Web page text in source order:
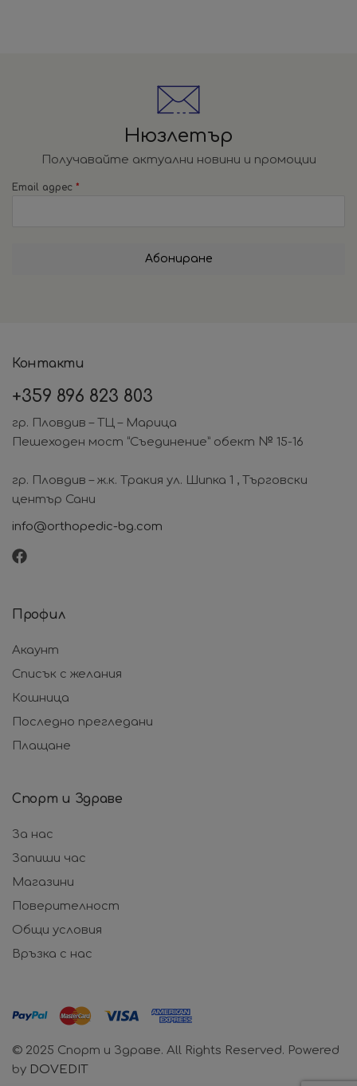
Нюзлетър
Получавайте актуални новини и промоции
Email адрес *
Абониране
Контакти
+359 896 823 803
гр. Пловдив – ТЦ – Марица
Пешеходен мост “Съединение” обект № 15-16
гр. Пловдив – ж.к. Тракия ул. Шипка 1 , Търговски
център Сани
info@orthopedic-bg.com
Профил
Акаунт
Списък с желания
Кошница
Последно прегледани
Плащане
Спорт и Здраве
За нас
Запиши час
Магазини
Поверителност
Общи условия
Връзка с нас
© 2025 Спорт и Здраве. All Rights Reserved. Powered
by DOVEDIT